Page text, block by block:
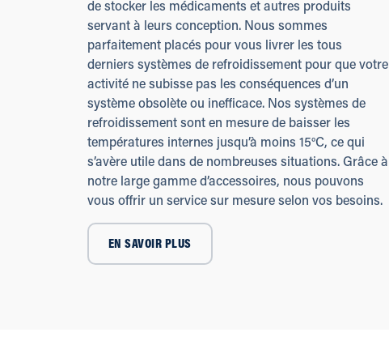
de stocker les médicaments et autres produits
servant à leurs conception. Nous sommes
parfaitement placés pour vous livrer les tous
derniers systèmes de refroidissement pour que votre
activité ne subisse pas les conséquences d’un
système obsolète ou inefficace. Nos systèmes de
refroidissement sont en mesure de baisser les
températures internes jusqu’à moins 15°C, ce qui
s’avère utile dans de nombreuses situations. Grâce à
notre large gamme d’accessoires, nous pouvons
vous offrir un service sur mesure selon vos besoins.
EN SAVOIR PLUS